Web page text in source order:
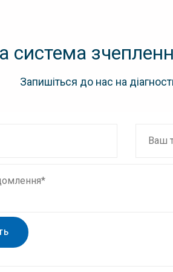
система
Запишіться до нас на